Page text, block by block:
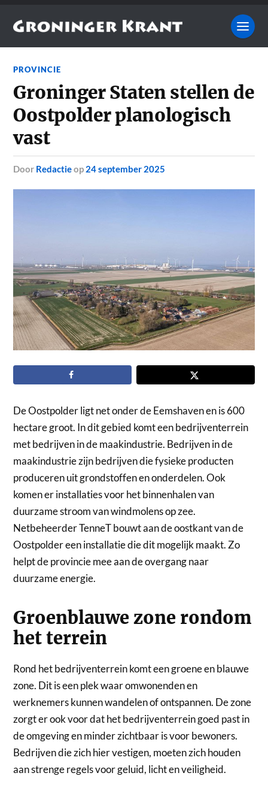
PROVINCIE
Groninger Staten stellen de
Oostpolder planologisch
vast
door Redactieop 24 september 2025
De Oostpolder ligt net onder de Eemshaven en is 600
hectare groot. In dit gebied komt een bedrijventerrein
met bedrijven in de maakindustrie. Bedrijven in de
maakindustrie zijn bedrijven die fysieke producten
produceren uit grondstoffen en onderdelen. Ook
komen er installaties voor het binnenhalen van
duurzame stroom van windmolens op zee.
Netbeheerder TenneT bouwt aan de oostkant van de
Oostpolder een installatie die dit mogelijk maakt. Zo
helpt de provincie mee aan de overgang naar
duurzame energie.
Groenblauwe zone rondom
het terrein
Rond het bedrijventerrein komt een groene en blauwe
zone. Dit is een plek waar omwonenden en
werknemers kunnen wandelen of ontspannen. De zone
zorgt er ook voor dat het bedrijventerrein goed past in
de omgeving en minder zichtbaar is voor bewoners.
Bedrijven die zich hier vestigen, moeten zich houden
aan strenge regels voor geluid, licht en veiligheid.